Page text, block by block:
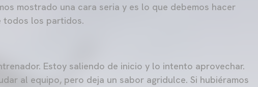
mostrado una cara seria y es lo que debemos hacer
todos los partidos.
Estoy saliendo de inicio y lo intento aprovechar.
al equipo, pero deja un sabor agridulce. Si hubiéramos